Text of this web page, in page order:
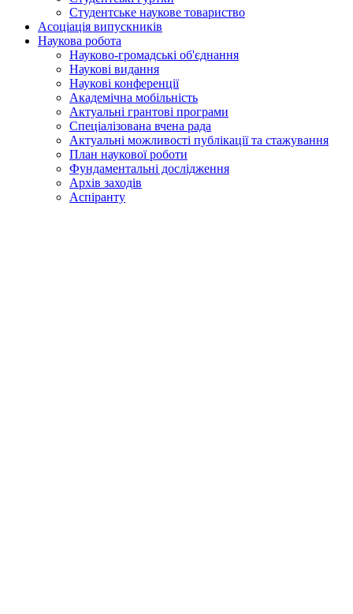
Студентське наукове товариство
Асоціація випускників
Наукова робота
Науково-громадські об'єднання
Наукові видання
Наукові конференції
Академічна мобільність
Актуальні грантові програми
Спеціалізована вчена рада
Актуальні можливості публікації та стажування
План наукової роботи
Фундаментальні дослідження
Архів заходів
Аспіранту